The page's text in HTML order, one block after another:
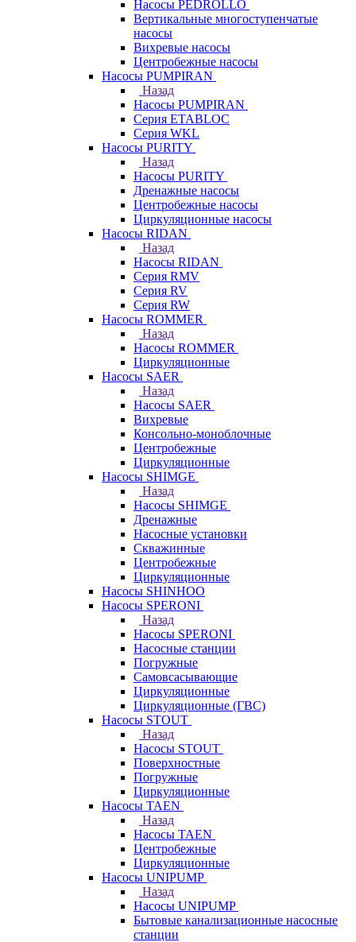
Насосы PEDROLLO
Вертикальные многоступенчатые
насосы
Вихревые насосы
Центробежные насосы
Насосы PUMPIRAN
Назад
Насосы PUMPIRAN
Серия ETABLOC
Серия WKL
Насосы PURITY
Назад
Насосы PURITY
Дренажные насосы
Центробежные насосы
Циркуляционные насосы
Насосы RIDAN
Назад
Насосы RIDAN
Серия RMV
Серия RV
Серия RW
Насосы ROMMER
Назад
Насосы ROMMER
Циркуляционные
Насосы SAER
Назад
Насосы SAER
Вихревые
Консольно-моноблочные
Центробежные
Циркуляционные
Насосы SHIMGE
Назад
Насосы SHIMGE
Дренажные
Насосные установки
Скважинные
Центробежные
Циркуляционные
Насосы SHINHOO
Насосы SPERONI
Назад
Насосы SPERONI
Насосные станции
Погружные
Самовсасывающие
Циркуляционные
Циркуляционные (ГВС)
Насосы STOUT
Назад
Насосы STOUT
Поверхностные
Погружные
Циркуляционные
Насосы TAEN
Назад
Насосы TAEN
Центробежные
Циркуляционные
Насосы UNIPUMP
Назад
Насосы UNIPUMP
Бытовые канализационные насосные
станции